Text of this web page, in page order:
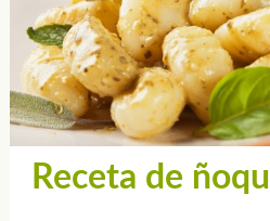
Receta de